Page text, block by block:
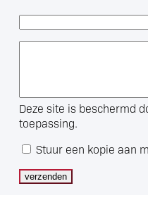
Deze site is beschermd
toepassing.
Stuur een kopie aan